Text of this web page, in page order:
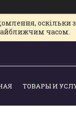
оскільки
часом.
ТОВАРЫ И